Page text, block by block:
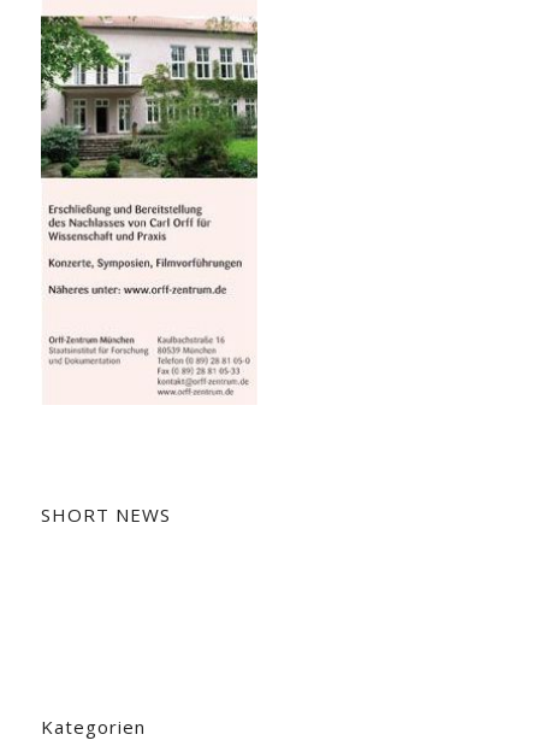
SHORT NEWS
Kategorien